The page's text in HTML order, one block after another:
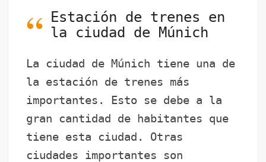
Estación de trenes en
la ciudad de Múnich
La ciudad de Múnich tiene una de
la estación de trenes más
importantes. Esto se debe a la
gran cantidad de habitantes que
tiene esta ciudad. Otras
ciudades importantes son